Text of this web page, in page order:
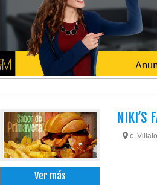
Ver más
NIKI’S
c.